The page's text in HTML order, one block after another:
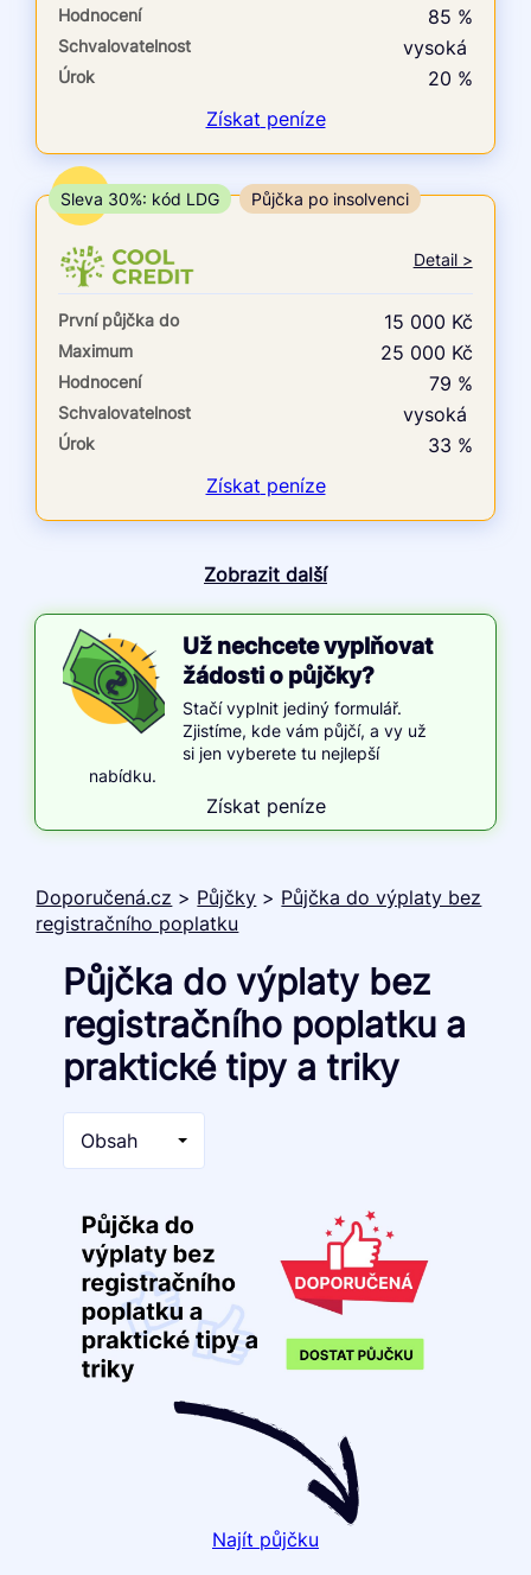
Po insolvenci
ano
V hotovosti
ano
ne
Hodnocení 85 %
Schvalovatelnost vysoká
Úrok
20 %
Získat peníze
TOP
Sleva 30%: kód LDG Půjčka po insolvenci
Detail >
První půjčka do 15 000 Kč
Maximum 25 000 Kč
Hodnocení 79 %
Schvalovatelnost vysoká
Úrok
33 %
Získat peníze
Zobrazit další
Už nechcete vyplňovat
žádosti o půjčky?
Stačí vyplnit jediný formulář.
Zjistíme, kde vám půjčí, a vy už
si jen vyberete tu nejlepší
nabídku.
Získat peníze
Doporučená.cz > Půjčky > Půjčka do výplaty bez
registračního poplatku
Půjčka do výplaty bez
registračního poplatku a
praktické tipy a triky
Obsah
Najít půjčku